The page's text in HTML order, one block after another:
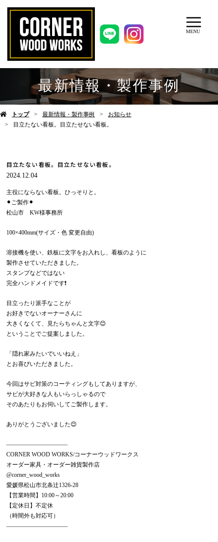
MENU
最新情報・製作事例
トップ 最新情報・製作事例
お知らせ
目立たない看板。目立たせない看板。
目立たない看板。目立たせない看板。
2024.12.04
主役にならない看板。ひっそりと。
⚫︎ご製作⚫︎
松山市 KW様事務所
100×400mm(サイズ・色 変更自由)
溶接機を使い、鉄板に文字をお入れし、看板のように
製作させていただきました。
スタンプなどではない
完全ハンドメイドです❗️
目立ったり派手なことが
お好きでないオーナーさんに
大きくなくて、見たらちゃんと文字😊
ということでご提案しました。
「隠れ家みたいでいいねえ」
とお喜びいただきました。
今回はサビ対策のコーティングもしてありますが、
サビが大好きな人もいらっしゃるので
そのあたりもお伺いしてご製作します。
ありがとうございました😊
——————————–
CORNER WOOD WORKS/コーナーウッドワークス
オーダー家具・オーダー雑貨製作店
@corner_wood_works
愛媛県松山市北条辻1326-28
【営業時間】10:00～20:00
【定休日】不定休
（時間外も対応可）
——————————–